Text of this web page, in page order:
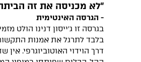
"לא מכניסה את זה
- הגרסה האינטימית
בלבד לתרגל את אמנות
דרך הוידוי האוטוביוגרפי. אין